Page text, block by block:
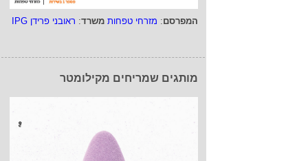
המפרסם: מזרחי טפחות משרד: ראובני פרידן IPG
מותגים שמריחים מקילומטר